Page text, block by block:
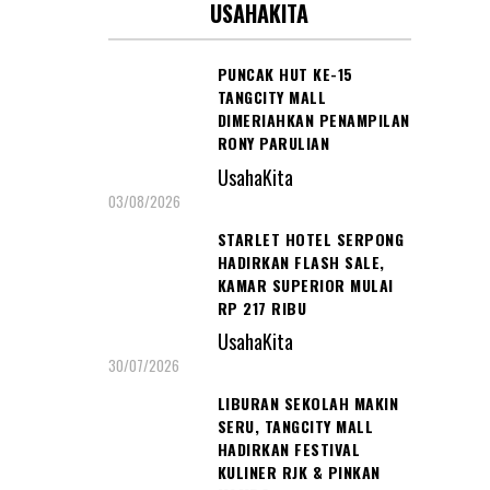
USAHAKITA
PUNCAK HUT KE-15
TANGCITY MALL
DIMERIAHKAN PENAMPILAN
RONY PARULIAN
UsahaKita
03/08/2026
STARLET HOTEL SERPONG
HADIRKAN FLASH SALE,
KAMAR SUPERIOR MULAI
RP 217 RIBU
UsahaKita
30/07/2026
LIBURAN SEKOLAH MAKIN
SERU, TANGCITY MALL
HADIRKAN FESTIVAL
KULINER RJK & PINKAN